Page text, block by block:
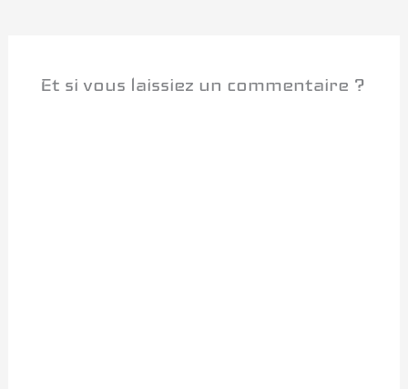
Et si vous laissiez un commentaire ?